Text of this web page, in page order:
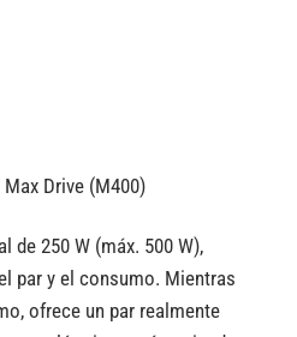
Drive (M400)
de 250 W (máx. 500 W),
par y el consumo. Mientras
ofrece un par realmente